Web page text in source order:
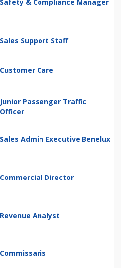
Safety & Compliance Manager
Sales Support Staff
Customer Care
Junior Passenger Traffic
Officer
Sales Admin Executive Benelux
Commercial Director
Revenue Analyst
Commissaris